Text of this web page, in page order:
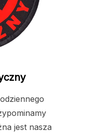
jest nasza